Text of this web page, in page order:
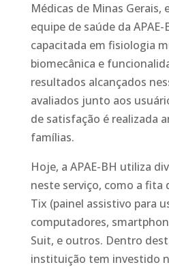
Médicas de Minas Gerais,
equipe de saúde da
capacitada em fisiologia
biomecânica e
resultados alcançados
avaliados junto aos
de satisfação é realizada
famílias.
Hoje, a APAE-BH utiliza
neste serviço, como a fita
Tix (painel assistivo para
computadores,
Suit, e outros. Dentro
instituição tem investido